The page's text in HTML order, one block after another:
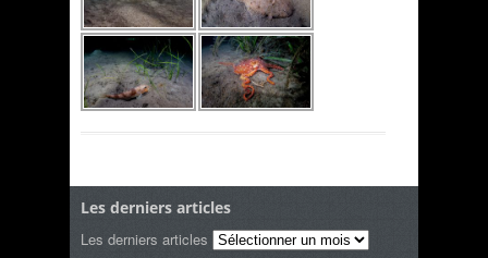
Les derniers articles
Les derniers articles